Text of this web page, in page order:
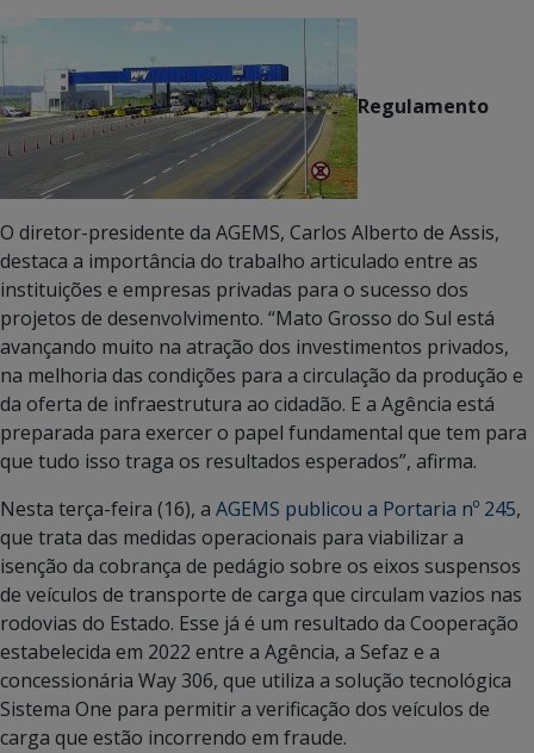
Regulamento
O diretor-presidente da AGEMS, Carlos Alberto de Assis,
destaca a importância do trabalho articulado entre as
instituições e empresas privadas para o sucesso dos
projetos de desenvolvimento. “Mato Grosso do Sul está
avançando muito na atração dos investimentos privados,
na melhoria das condições para a circulação da produção e
da oferta de infraestrutura ao cidadão. E a Agência está
preparada para exercer o papel fundamental que tem para
que tudo isso traga os resultados esperados”, afirma.
Nesta terça-feira (16), a AGEMS publicou a Portaria nº 245,
que trata das medidas operacionais para viabilizar a
isenção da cobrança de pedágio sobre os eixos suspensos
de veículos de transporte de carga que circulam vazios nas
rodovias do Estado. Esse já é um resultado da Cooperação
estabelecida em 2022 entre a Agência, a Sefaz e a
concessionária Way 306, que utiliza a solução tecnológica
Sistema One para permitir a verificação dos veículos de
carga que estão incorrendo em fraude.